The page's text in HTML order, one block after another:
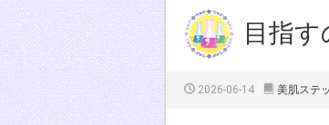
目指
2026-06-14 美肌ステ